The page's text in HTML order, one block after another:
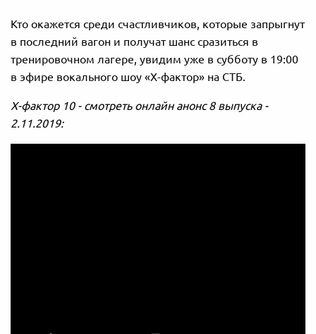
Кто окажется среди счастливчиков, которые запрыгнут
в последний вагон и получат шанс сразиться в
тренировочном лагере, увидим уже в субботу в 19:00
в эфире вокального шоу «Х-фактор» на СТБ.
Х-фактор 10 - смотреть онлайн анонс 8 выпуска -
2.11.2019: